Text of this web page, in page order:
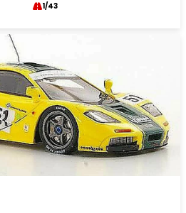
1/43